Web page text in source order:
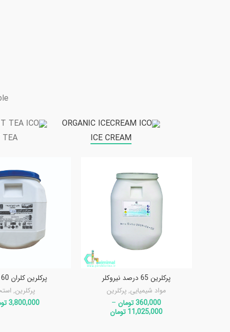
ICE CREAM
TEA
پرکلرین 65 درصد نیروکلر
مواد شیمیایی,پرکلرین
360,000تومان–
11,025,000 تومان
پرکلرین کلران 60 درصد
پرکلرین,
3,800,000